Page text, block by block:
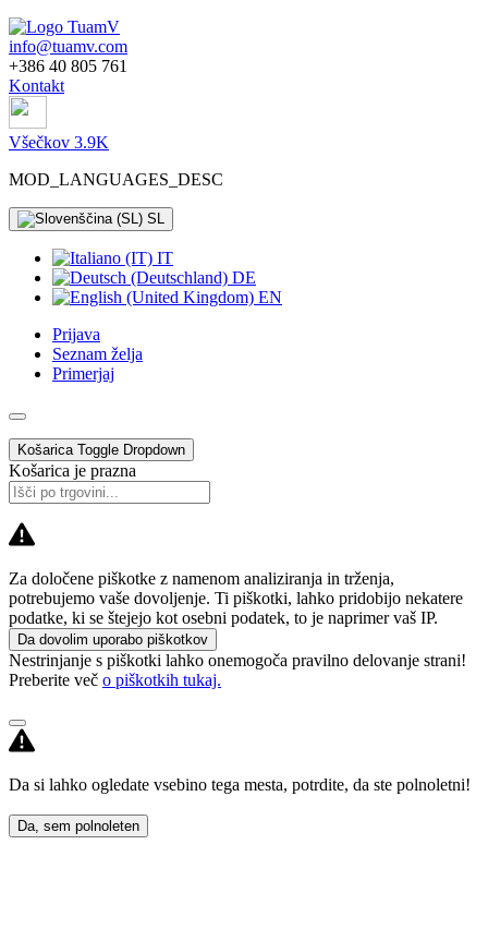
info@tuamv.com
+386 40 805 761
Kontakt
Všečkov 3.9K
MOD_LANGUAGES_DESC
SL
IT
DE
EN
Prijava
Seznam želja
Primerjaj
Košarica Toggle Dropdown
Košarica je prazna
Za določene piškotke z namenom analiziranja in trženja,
potrebujemo vaše dovoljenje. Ti piškotki, lahko pridobijo nekatere
podatke, ki se štejejo kot osebni podatek, to je naprimer vaš IP.
Da dovolim uporabo piškotkov
Nestrinjanje s piškotki lahko onemogoča pravilno delovanje strani!
Preberite več o piškotkih tukaj.
Da si lahko ogledate vsebino tega mesta, potrdite, da ste polnoletni!
Da, sem polnoleten